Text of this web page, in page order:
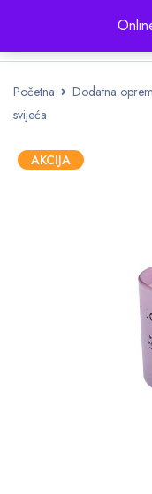
Početna Dodatna
svijeća
AKCIJA